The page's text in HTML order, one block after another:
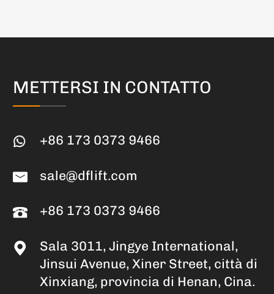
METTERSI IN CONTATTO
+86 173 0373 9466
sale@dflift.com
+86 173 0373 9466
Sala 3011, Jingye International,
Jinsui Avenue, Xiner Street, città di
Xinxiang, provincia di Henan, Cina.